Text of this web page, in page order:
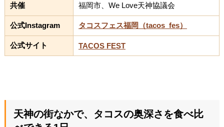
共催 福岡市、We Love天神協議会
公式Instagram タコスフェス福岡（tacos_fes）
公式サイト TACOS FEST
天神の街なかで、タコスの奥深さを食べ比